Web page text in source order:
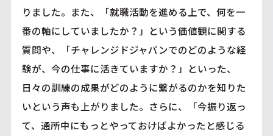
りました。また、「就職活動を進める上で、何を一
番の軸にしていましたか？」という価値観に関する
質問や、「チャレンジドジャパンでのどのような経
験が、今の仕事に活きていますか？」といった、
日々の訓練の成果がどのように繋がるのかを知りた
いという声も上がりました。さらに、「今振り返っ
て、通所中にもっとやっておけばよかったと感じる